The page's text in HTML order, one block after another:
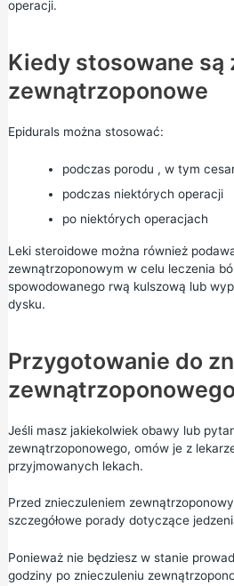
operacji.
Kiedy stosowane są
zewnątrzoponowe
Epidurals można stosować:
podczas porodu , w tym
podczas niektórych operacji
po niektórych operacjach
Leki steroidowe można również
zewnątrzoponowym w celu leczenia
spowodowanego rwą kulszową lub
dysku.
Przygotowanie do
zewnątrzoponowego
Jeśli masz jakiekolwiek obawy lub
zewnątrzoponowego, omów je z
przyjmowanych lekach.
Przed znieczuleniem
szczegółowe porady dotyczące
Ponieważ nie będziesz w stanie
godziny po znieczuleniu